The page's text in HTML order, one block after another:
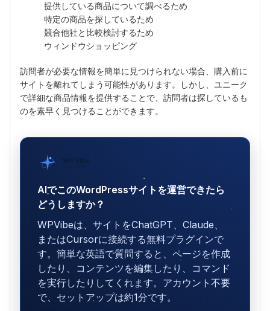
提供している商品について調べるため
特定の商品を探しているため
競合他社と比較検討するため
ウィンドウショッピング
訪問者が必要な情報を簡単に見つけられない場合、購入前に
サイトを離れてしまう可能性があります。しかし、ユニーク
で詳細な商品情報を提供することで、訪問者は探しているも
のを素早く見つけることができます。
WPVibe
AIでこのWordPressサイトを運営できたら
どうしますか？
WPVibeは、サイトをChatGPT、Claude、
またはCursorに接続する無料プラグインで
す。簡単な英語で質問すると、ページを作成
したり、コンテンツを編集したり、コマンド
を実行したりしてくれます。アカウント不要
で、セットアップは約1分です。